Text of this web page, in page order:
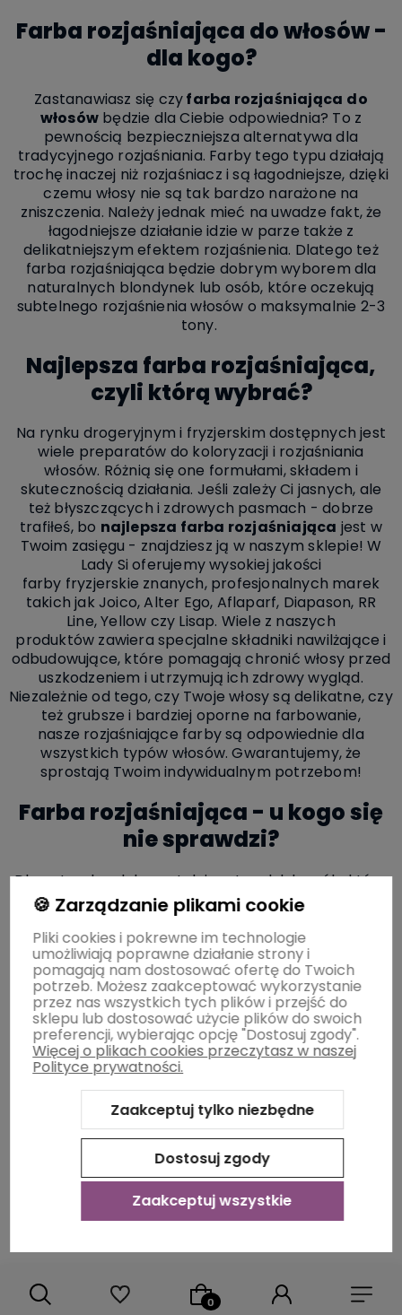
Farba rozjaśniająca do włosów -
dla kogo?
Zastanawiasz się czyfarba rozjaśniająca do
włosów będzie dla Ciebie odpowiednia? To z
pewnością bezpieczniejsza alternatywa dla
tradycyjnego rozjaśniania. Farby tego typu działają
trochę inaczej niż rozjaśniacz i są łagodniejsze, dzięki
czemu włosy nie są tak bardzo narażone na
zniszczenia. Należy jednak mieć na uwadze fakt, że
łagodniejsze działanie idzie w parze także z
delikatniejszym efektem rozjaśnienia. Dlatego też
farba rozjaśniająca będzie dobrym wyborem dla
naturalnych blondynek lub osób, które oczekują
subtelnego rozjaśnienia włosów o maksymalnie 2-3
tony.
Najlepsza farba rozjaśniająca,
czyli którą wybrać?
Na rynku drogeryjnym i fryzjerskim dostępnych jest
wiele preparatów do koloryzacji i rozjaśniania
włosów. Różnią się one formułami, składem i
skutecznością działania. Jeśli zależy Ci jasnych, ale
też błyszczących i zdrowych pasmach - dobrze
trafiłeś, bo najlepsza farba rozjaśniająca jest w
Twoim zasięgu - znajdziesz ją w naszym sklepie! W
Lady Si oferujemy wysokiej jakości
farby fryzjerskie znanych, profesjonalnych marek
takich jak Joico, Alter Ego, Aflaparf, Diapason, RR
Line, Yellow czy Lisap. Wiele z naszych
produktów zawiera specjalne składniki nawilżające i
odbudowujące, które pomagają chronić włosy przed
uszkodzeniem i utrzymują ich zdrowy wygląd.
Niezależnie od tego, czy Twoje włosy są delikatne, czy
też grubsze i bardziej oporne na farbowanie,
nasze rozjaśniające farby są odpowiednie dla
wszystkich typów włosów. Gwarantujemy, że
sprostają Twoim indywidualnym potrzebom!
Farba rozjaśniająca - u kogo się
nie sprawdzi?
Dla naturalnych brunetek i szatynek lub osób, które
wcześniej farbowały swoje włosy na ciemne odcienie
brązu i czernifarba rozjaśniającabędzie zbyt
słaba i z pewnością nie przyniesie oczekiwanego
rezultatu. Nałożenie takiej farby na ciemne włosy bez
wcześniejszego usunięcia z nich ciemnego,
sztucznego pigmentu nie ma prawa zadziałać,
ponieważ "farba farby nie rozjaśnia". W takim
przypadku zdecydowanie lepszym rozwiązaniem
będzie sięgnięcie po tradycyjny rozjaśniacz lub
specjalny dekoloryzator.
Dołącz do Świata LadySi i ciesz się pięknymi i
🍪 Zarządzanie plikami cookie
Pliki cookies i pokrewne im technologie
umożliwiają poprawne działanie strony i
pomagają nam dostosować ofertę do Twoich
potrzeb. Możesz zaakceptować wykorzystanie
przez nas wszystkich tych plików i przejść do
sklepu lub dostosować użycie plików do swoich
preferencji, wybierając opcję "Dostosuj zgody".
Więcej o plikach cookies przeczytasz w naszej
Polityce prywatności.
Zaakceptuj tylko niezbędne
Dostosuj zgody
Zaakceptuj wszystkie